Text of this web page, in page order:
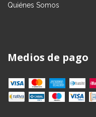
Quiénes Somos
Medios de pago